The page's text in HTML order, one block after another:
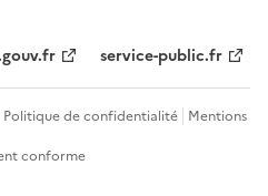
service-public.fr
Politique de confidentialité Mentions
conforme